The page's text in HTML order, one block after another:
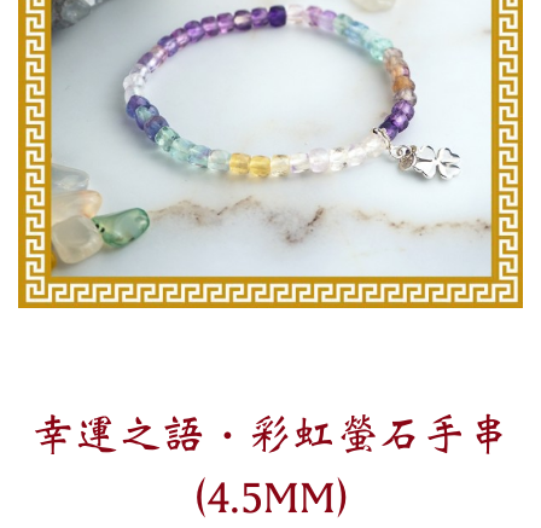
幸運之語・彩虹螢石手串
(4.5MM)